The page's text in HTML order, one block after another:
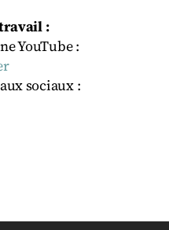
:
YouTube :
sociaux :